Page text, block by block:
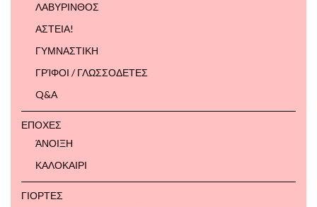
ΛΑΒΥΡΙΝΘΟΣ
ΑΣΤΕΙΑ!
ΓΥΜΝΑΣΤΙΚΗ
ΓΡΊΦΟΙ / ΓΛΩΣΣΟΔΕΤΕΣ
Q&A
ΕΠΟΧΕΣ
ΆΝΟΙΞΗ
ΚΑΛΟΚΑΙΡΙ
ΓΙΟΡΤΕΣ